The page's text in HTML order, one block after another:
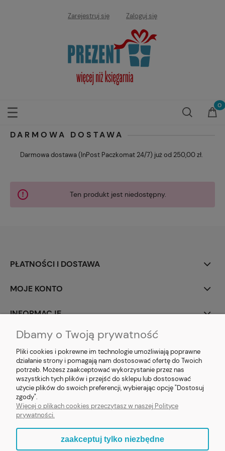
Zarejestruj się Zaloguj się
DARMOWA DOSTAWA
Darmowa dostawa (InPost Paczkomat 24/7) już od 250,00 zł.
Ten produkt jest niedostępny.
PŁATNOŚCI I DOSTAWA
MOJE KONTO
INFORMACJE
SOCIAL MEDIA
E-prezent.org|sprzedaz@e-prezent.org.pl| Tel.:511546060| NIP:
1133029322 | REGON: 388212193 | Skaryszewska 12, 03-802 Warszawa
© 2021 Księgarnia PREZENT
Dbamy o Twoją prywatność
Pliki cookies i pokrewne im technologie umożliwiają poprawne
działanie strony i pomagają nam dostosować ofertę do Twoich
potrzeb. Możesz zaakceptować wykorzystanie przez nas
wszystkich tych plików i przejść do sklepu lub dostosować
użycie plików do swoich preferencji, wybierając opcję "Dostosuj
zgody".
Więcej o plikach cookies przeczytasz w naszej Polityce
prywatności.
zaakceptuj tylko niezbędne